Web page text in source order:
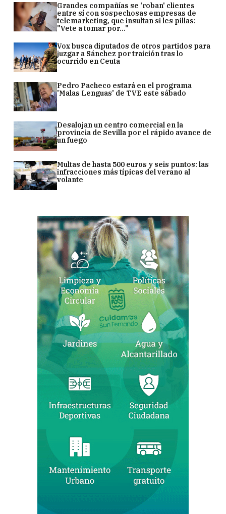
Grandes compañías se 'roban' clientes
entre sí con sospechosas empresas de
telemarketing, que insultan si les pillas:
"Vete a tomar por..."
Vox busca diputados de otros partidos para
juzgar a Sánchez por traición tras lo
ocurrido en Ceuta
Pedro Pacheco estará en el programa
'Malas Lenguas' de TVE este sábado
Desalojan un centro comercial en la
provincia de Sevilla por el rápido avance de
un fuego
Multas de hasta 500 euros y seis puntos: las
infracciones más típicas del verano al
volante